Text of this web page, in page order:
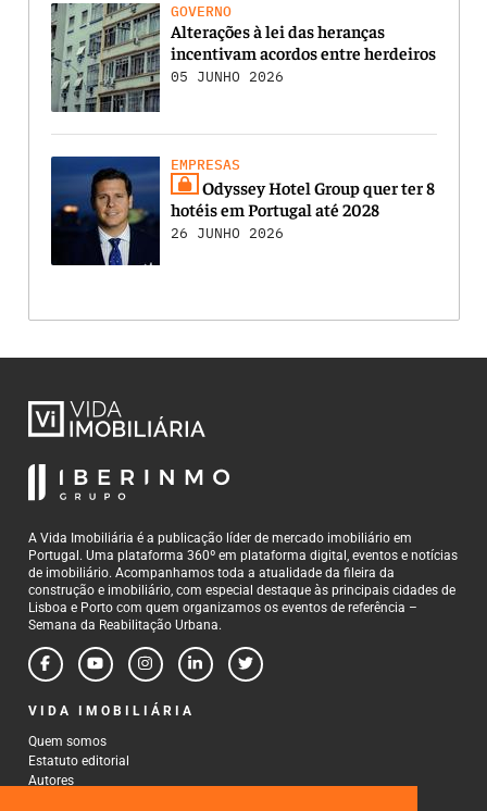
GOVERNO
Alterações à lei das heranças
incentivam acordos entre herdeiros
05 JUNHO 2026
EMPRESAS
Odyssey Hotel Group quer ter 8
hotéis em Portugal até 2028
26 JUNHO 2026
A Vida Imobiliária é a publicação líder de mercado imobiliário em
Portugal. Uma plataforma 360º em plataforma digital, eventos e notícias
de imobiliário. Acompanhamos toda a atualidade da fileira da
construção e imobiliário, com especial destaque às principais cidades de
Lisboa e Porto com quem organizamos os eventos de referência –
Semana da Reabilitação Urbana.
VIDA IMOBILIÁRIA
Quem somos
Estatuto editorial
Autores